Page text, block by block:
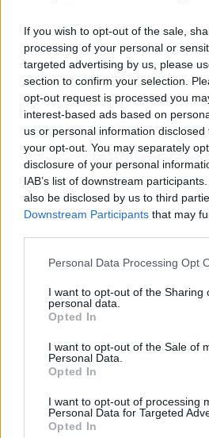
If you wish to opt-out of the sale,
processing of your personal or
targeted advertising by us, please
section to confirm your selection.
opt-out request is processed you
interest-based ads based on
us or personal information
your opt-out. You may separately
disclosure of your personal
IAB’s list of downstream
also be disclosed by us to third
Downstream Participants that may
Personal Data Processing Opt
I want to opt-out of the Sharing
personal data.
Opted In
I want to opt-out of the Sale of
Personal Data.
Opted In
I want to opt-out of processing
Personal Data for Targeted
Opted In
Drogi Czytelniku,
cieszymy się, że odwiedzasz
tu dla Ciebie!
Każdego dnia publikujemy
informacje z życia Kościoła w
Jednak bez Twojej pomocy
zadaniu będzie coraz
Dlatego prosimy Cię o
Dzięki Tobie będziemy mogli
misję. Więcej informacji
Facebook
TwitterMessengerWhatsApp
EmailCopy